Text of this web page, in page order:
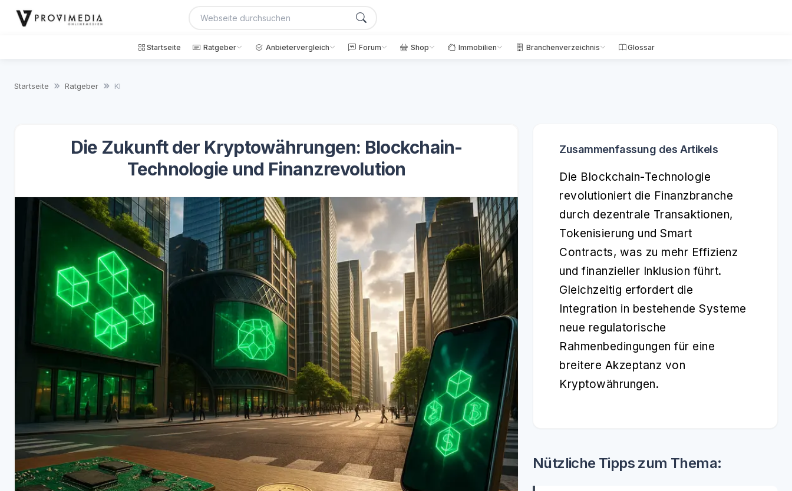
Startseite Ratgeber Anbietervergleich Forum Shop Immobilien Branchenverzeichnis Glossar
Startseite Ratgeber KI
Die Zukunft der Kryptowährungen: Blockchain-
Technologie und Finanzrevolution
Zusammenfassung des Artikels
Die Blockchain-Technologie
revolutioniert die Finanzbranche
durch dezentrale Transaktionen,
Tokenisierung und Smart
Contracts, was zu mehr Effizienz
und finanzieller Inklusion führt.
Gleichzeitig erfordert die
Integration in bestehende Systeme
neue regulatorische
Rahmenbedingungen für eine
breitere Akzeptanz von
Kryptowährungen.
Nützliche Tipps zum Thema: